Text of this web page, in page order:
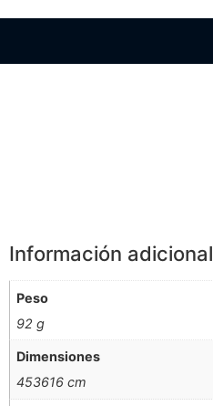
Información adicional
Peso
92 g
Dimensiones
453616 cm